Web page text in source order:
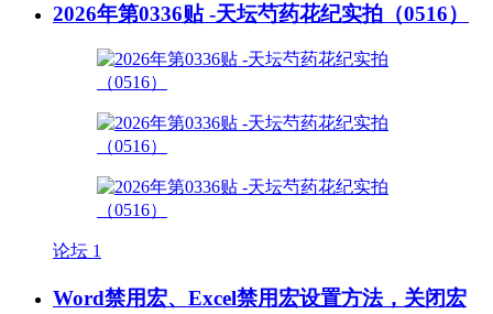
2026年第0336贴 -天坛芍药花纪实拍（0516）
论坛 1
Word禁用宏、Excel禁用宏设置方法，关闭宏